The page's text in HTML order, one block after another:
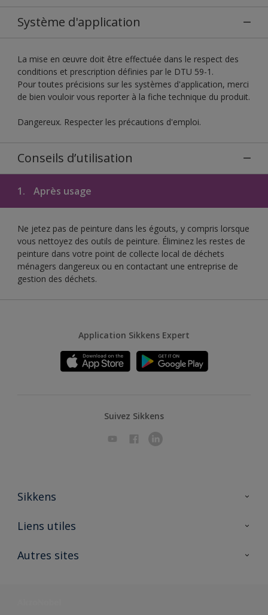
Système d'application
La mise en œuvre doit être effectuée dans le respect des
conditions et prescription définies par le DTU 59-1.
Pour toutes précisions sur les systèmes d'application, merci
de bien vouloir vous reporter à la fiche technique du produit.
Dangereux. Respecter les précautions d'emploi.
Conseils d’utilisation
1. Après usage
Ne jetez pas de peinture dans les égouts, y compris lorsque
vous nettoyez des outils de peinture. Éliminez les restes de
peinture dans votre point de collecte local de déchets
ménagers dangereux ou en contactant une entreprise de
gestion des déchets.
Application Sikkens Expert
Suivez Sikkens
Sikkens
A propos de Sikkens
Liens utiles
Ouvrir un magasin PASS
Autres sites